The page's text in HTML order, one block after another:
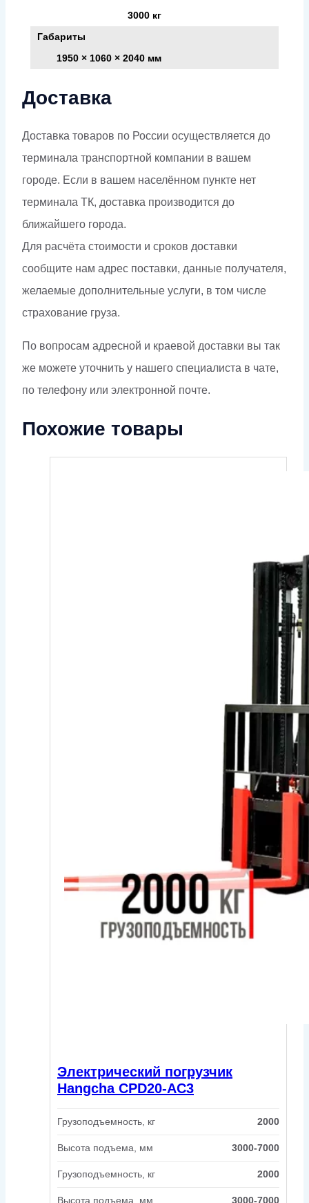
3000 кг
Габариты
1950 × 1060 × 2040 мм
Доставка
Доставка товаров по России осуществляется до
терминала транспортной компании в вашем
городе. Если в вашем населённом пункте нет
терминала ТК, доставка производится до
ближайшего города.
Для расчёта стоимости и сроков доставки
сообщите нам адрес поставки, данные получателя,
желаемые дополнительные услуги, в том числе
страхование груза.
По вопросам адресной и краевой доставки вы так
же можете уточнить у нашего специалиста в чате,
по телефону или электронной почте.
Похожие товары
Электрический погрузчик
Hangcha CPD20-AC3
Грузоподъемность, кг 2000
Высота подъема, мм 3000-7000
Грузоподъемность, кг 2000
Высота подъема, мм 3000-7000